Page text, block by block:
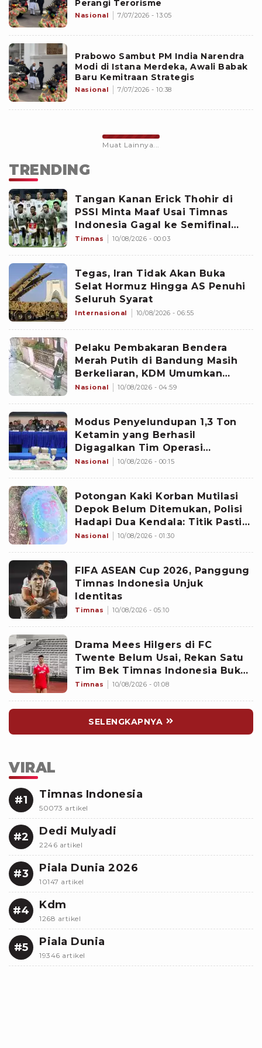
Perangi Terorisme
Nasional 7/07/2026 - 13:05
Prabowo Sambut PM India Narendra
Modi di Istana Merdeka, Awali Babak
Baru Kemitraan Strategis
Nasional 7/07/2026 - 10:38
Muat Lainnya...
TRENDING
Tangan Kanan Erick Thohir di
PSSI Minta Maaf Usai Timnas
Indonesia Gagal ke Semifinal
Piala AFF 2026: Jangan Hujat
Timnas 10/08/2026 - 00:03
Tegas, Iran Tidak Akan Buka
Selat Hormuz Hingga AS Penuhi
Seluruh Syarat
Internasional 10/08/2026 - 06:55
Pelaku Pembakaran Bendera
Merah Putih di Bandung Masih
Berkeliaran, KDM Umumkan
Sayembara Berhadiah
Nasional 10/08/2026 - 04:59
Modus Penyelundupan 1,3 Ton
Ketamin yang Berhasil
Digagalkan Tim Operasi
Gabungan di Perairan Natuna
Nasional 10/08/2026 - 00:15
Potongan Kaki Korban Mutilasi
Depok Belum Ditemukan, Polisi
Hadapi Dua Kendala: Titik Pasti
Tersangka Membuangnya dan
Nasional 10/08/2026 - 01:30
FIFA ASEAN Cup 2026, Panggung
Timnas Indonesia Unjuk
Identitas
Timnas 10/08/2026 - 05:10
Drama Mees Hilgers di FC
Twente Belum Usai, Rekan Satu
Tim Bek Timnas Indonesia Buka
Suara: Kedua Pihak Saling
Timnas 10/08/2026 - 01:08
SELENGKAPNYA
VIRAL
#1 Timnas Indonesia
50073 artikel
#2 Dedi Mulyadi
2246 artikel
#3 Piala Dunia 2026
10147 artikel
#4 Kdm
1268 artikel
#5 Piala Dunia
19346 artikel